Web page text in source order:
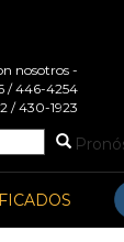
nosotros -
/ 446-4254
/ 430-1923